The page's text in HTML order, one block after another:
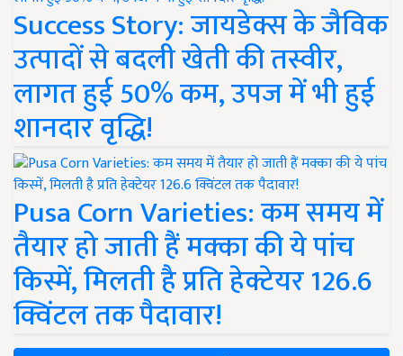
Success Story: जायडेक्स के जैविक
उत्पादों से बदली खेती की तस्वीर,
लागत हुई 50% कम, उपज में भी हुई
शानदार वृद्धि!
Pusa Corn Varieties: कम समय में
तैयार हो जाती हैं मक्का की ये पांच
किस्में, मिलती है प्रति हेक्टेयर 126.6
क्विंटल तक पैदावार!